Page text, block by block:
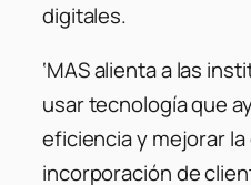
digitales.
‘MAS alienta a las
usar tecnología que
eficiencia y mejorar
incorporación de